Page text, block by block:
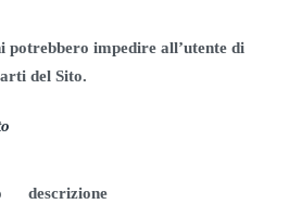
potrebbero impedire all’utente di
del Sito.
descrizione